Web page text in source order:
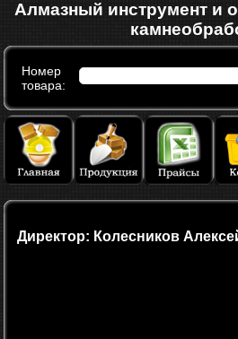
Алмазный инструмент и
Номер
товара:
Директор: Колесников